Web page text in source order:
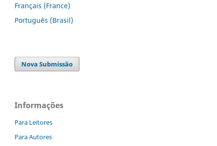
Français (France)
Português (Brasil)
Nova Submissão
Informações
Para Leitores
Para Autores